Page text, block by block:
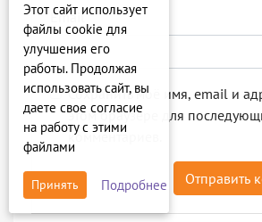
Email*
Сохранить моё имя, email и
этом браузере для
комментариев.
Этот сайт использует
файлы cookie для
улучшения его
работы. Продолжая
использовать сайт, вы
даете свое согласие
на работу с этими
файлами
Принять Подробнее